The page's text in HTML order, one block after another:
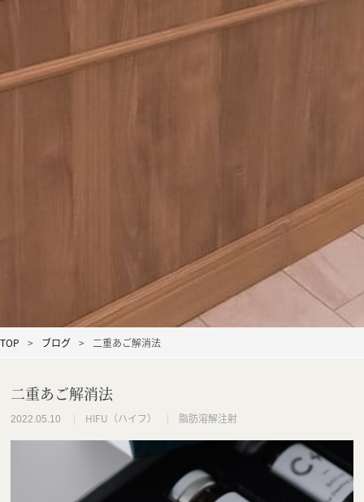
TOP ブログ 二重あご解消法
二重あご解消法
2022.05.10 HIFU（ハイフ） 脂肪溶解注射